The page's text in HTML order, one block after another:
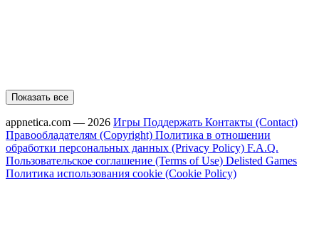
Показать все
appnetica.com — 2026 Игры Поддержать Контакты (Contact)
Правообладателям (Copyright) Политика в отношении
обработки персональных данных (Privacy Policy) F.A.Q.
Пользовательское соглашение (Terms of Use) Delisted Games
Политика использования cookie (Cookie Policy)